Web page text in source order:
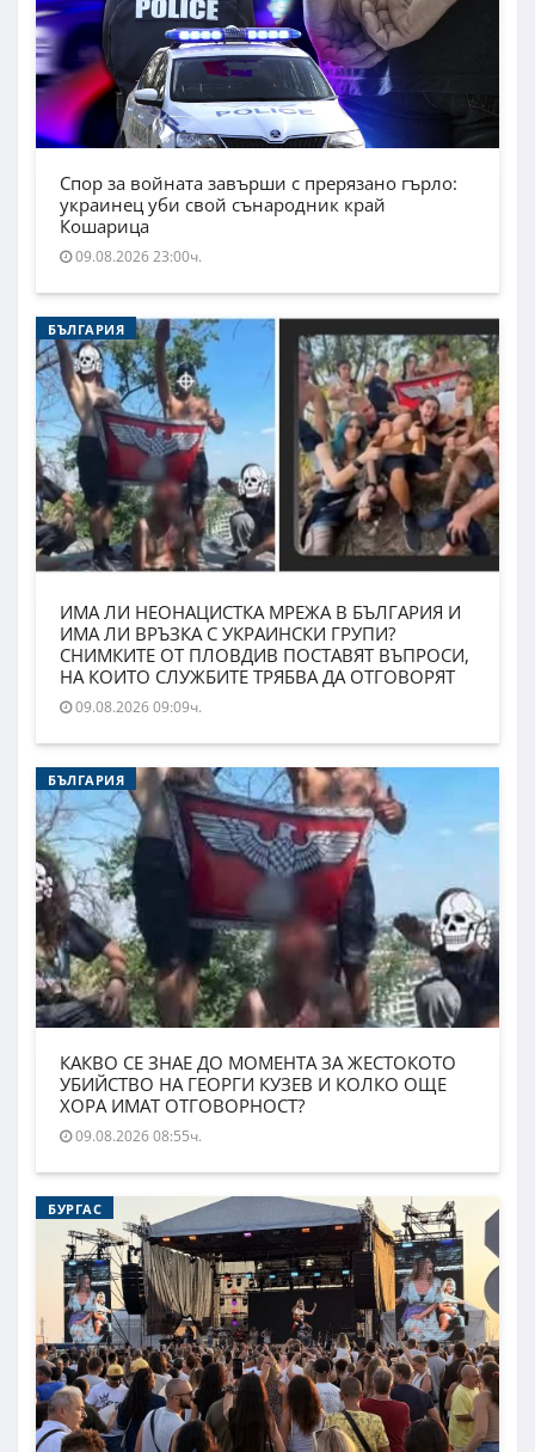
Спор за войната завърши с прерязано гърло:
украинец уби свой сънародник край
Кошарица
09.08.2026 23:00ч.
БЪЛГАРИЯ
ИМА ЛИ НЕОНАЦИСТКА МРЕЖА В БЪЛГАРИЯ И
ИМА ЛИ ВРЪЗКА С УКРАИНСКИ ГРУПИ?
СНИМКИТЕ ОТ ПЛОВДИВ ПОСТАВЯТ ВЪПРОСИ,
НА КОИТО СЛУЖБИТЕ ТРЯБВА ДА ОТГОВОРЯТ
09.08.2026 09:09ч.
БЪЛГАРИЯ
КАКВО СЕ ЗНАЕ ДО МОМЕНТА ЗА ЖЕСТОКОТО
УБИЙСТВО НА ГЕОРГИ КУЗЕВ И КОЛКО ОЩЕ
ХОРА ИМАТ ОТГОВОРНОСТ?
09.08.2026 08:55ч.
БУРГАС